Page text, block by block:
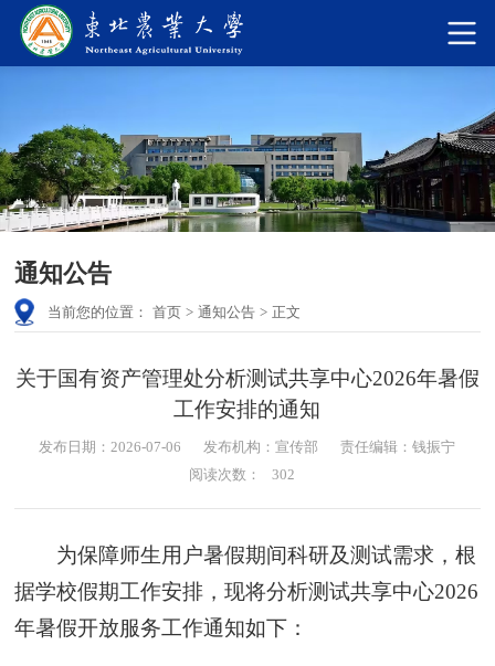
通知公告
当前您的位置： 首页 > 通知公告 > 正文
关于国有资产管理处分析测试共享中心2026年暑假
工作安排的通知
发布日期：2026-07-06 发布机构：宣传部
责任编辑：钱振宁
阅读次数：
302
为保障师生用户暑假期间科研及测试需求，根
据学校假期工作安排，现将分析测试共享中心2026
年暑假开放服务工作通知如下：